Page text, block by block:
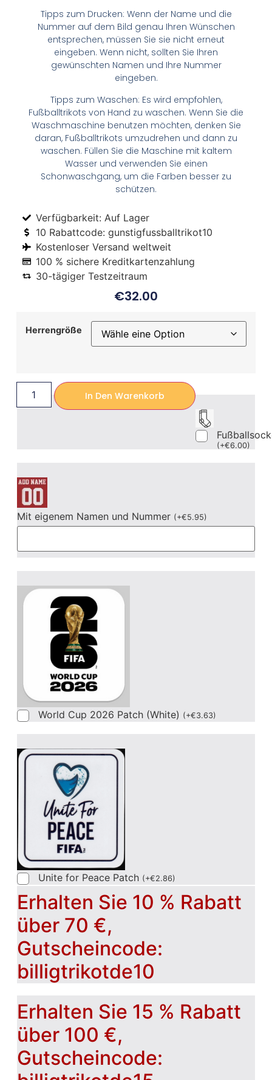
Tipps zum Drucken: Wenn der Name und die
Nummer auf dem Bild genau Ihren Wünschen
entsprechen, müssen Sie sie nicht erneut
eingeben. Wenn nicht, sollten Sie Ihren
gewünschten Namen und Ihre Nummer
eingeben.
Tipps zum Waschen: Es wird empfohlen,
Fußballtrikots von Hand zu waschen. Wenn Sie die
Waschmaschine benutzen möchten, denken Sie
daran, Fußballtrikots umzudrehen und dann zu
waschen. Füllen Sie die Maschine mit kaltem
Wasser und verwenden Sie einen
Schonwaschgang, um die Farben besser zu
schützen.
Verfügbarkeit: Auf Lager
10 Rabattcode: gunstigfussballtrikot10
Kostenloser Versand weltweit
100 % sichere Kreditkartenzahlung
30-tägiger Testzeitraum
€32.00
Herrengröße
In Den Warenkorb
(+€6.00)
Mit eigenem Namen und Nummer (+€5.95)
World Cup 2026 Patch (White) (+€3.63)
Unite for Peace Patch (+€2.86)
Erhalten Sie 10 % Rabatt
über 70 €,
Gutscheincode:
billigtrikotde10
Erhalten Sie 15 % Rabatt
über 100 €,
Gutscheincode: